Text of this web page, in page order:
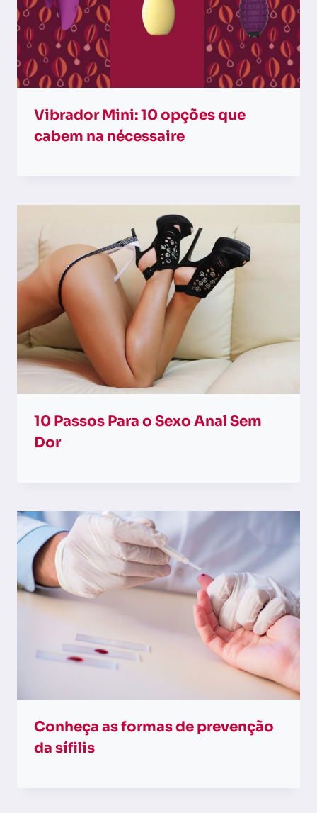
Vibrador Mini: 10 opções que
cabem na nécessaire
10 Passos Para o Sexo Anal Sem
Dor
Conheça as formas de prevenção
da sífilis